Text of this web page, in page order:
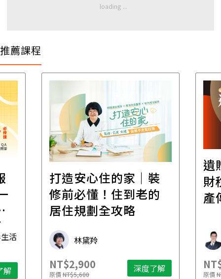
推薦課程
活
解
打造安心住的家｜裝
修前必懂！住到老的
居住規劃全攻略
林黛羚
NT$2,900
原價NT$5,600 深度了解
遺
財
產
原價